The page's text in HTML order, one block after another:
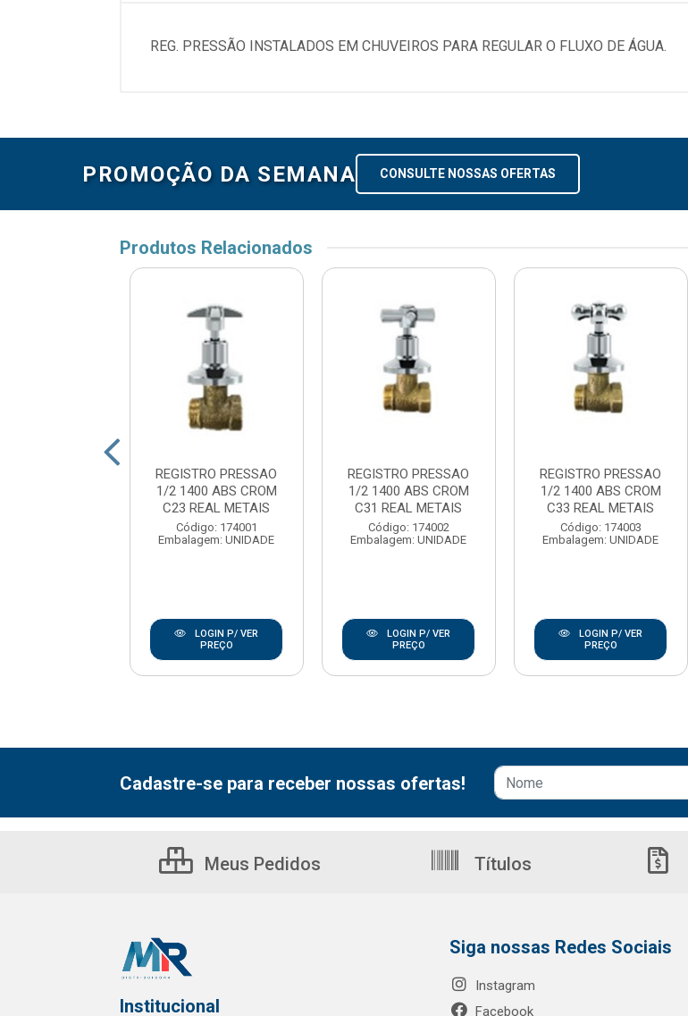
REG. PRESSÃO INSTALADOS EM CHUVEIROS PARA REGULAR O FLUXO DE ÁGUA.
PROMOÇÃO DA SEMANA CONSULTE NOSSAS OFERTAS
Produtos Relacionados
REGISTRO PRESSAO
1/2 1400 ABS CROM
C23 REAL METAIS
Código: 174001
Embalagem: UNIDADE
LOGIN P/ VER
PREÇO
REGISTRO PRESSAO
1/2 1400 ABS CROM
C31 REAL METAIS
Código: 174002
Embalagem: UNIDADE
LOGIN P/ VER
PREÇO
REGISTRO PRESSAO
1/2 1400 ABS CROM
C33 REAL METAIS
Código: 174003
Embalagem: UNIDADE
LOGIN P/ VER
PREÇO
Cadastre-se para receber nossas ofertas!
Meus Pedidos Títulos
Institucional
Siga nossas Redes Sociais
Instagram
Facebook